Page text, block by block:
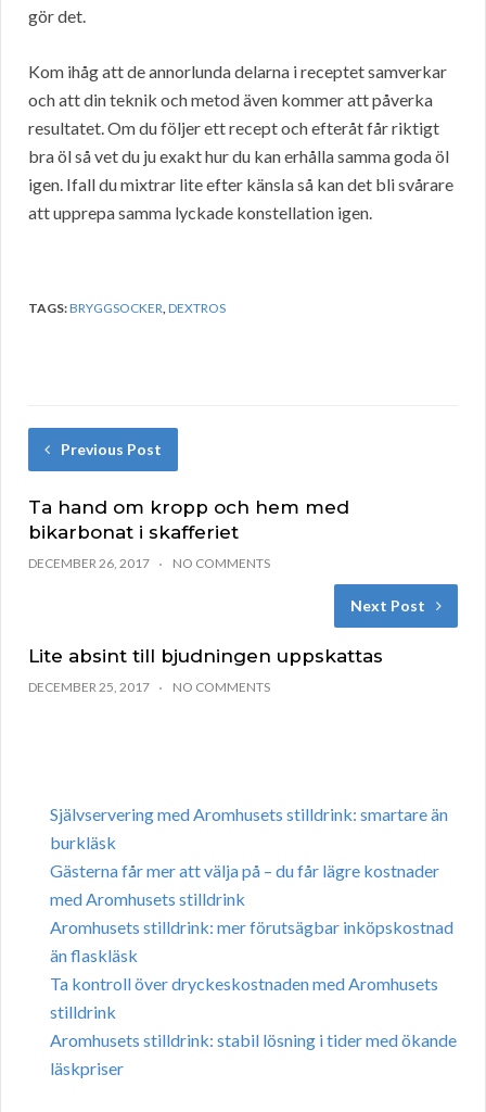
gör det.
Kom ihåg att de annorlunda delarna i receptet samverkar
och att din teknik och metod även kommer att påverka
resultatet. Om du följer ett recept och efteråt får riktigt
bra öl så vet du ju exakt hur du kan erhålla samma goda öl
igen. Ifall du mixtrar lite efter känsla så kan det bli svårare
att upprepa samma lyckade konstellation igen.
TAGS:BRYGGSOCKER,DEXTROS
Previous Post
Ta hand om kropp och hem med
bikarbonat i skafferiet
DECEMBER 26, 2017 NO COMMENTS
Next Post
Lite absint till bjudningen uppskattas
DECEMBER 25, 2017 NO COMMENTS
Självservering med Aromhusets stilldrink: smartare än
burkläsk
Gästerna får mer att välja på – du får lägre kostnader
med Aromhusets stilldrink
Aromhusets stilldrink: mer förutsägbar inköpskostnad
än flaskläsk
Ta kontroll över dryckeskostnaden med Aromhusets
stilldrink
Aromhusets stilldrink: stabil lösning i tider med ökande
läskpriser